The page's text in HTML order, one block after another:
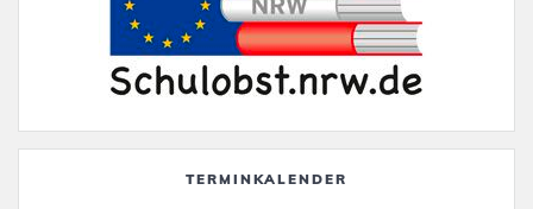
TERMINKALENDER